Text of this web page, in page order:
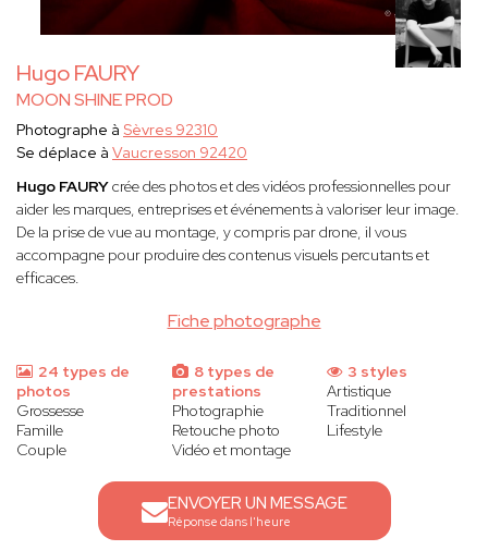
Hugo FAURY
MOON SHINE PROD
Fiche photographe
Photographe à Sèvres 92310
Se déplace à Vaucresson 92420
Hugo FAURYcrée des photos et des vidéos professionnelles pour
aider les marques, entreprises et événements à valoriser leur image.
De la prise de vue au montage, y compris par drone, il vous
accompagne pour produire des contenus visuels percutants et
efficaces.
24 types de
photos
Grossesse
Famille
Couple
8 types de
prestations
Photographie
Retouche photo
Vidéo et montage
3 styles
Artistique
Traditionnel
Lifestyle
ENVOYER UN MESSAGE
Réponse dans l'heure